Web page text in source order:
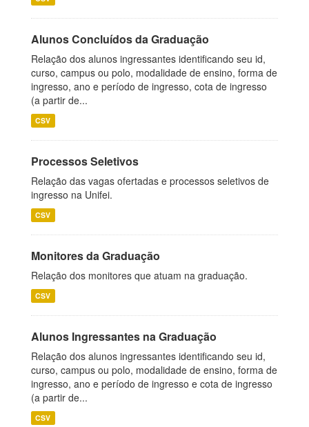
Alunos Concluídos da Graduação
Relação dos alunos ingressantes identificando seu id,
curso, campus ou polo, modalidade de ensino, forma de
ingresso, ano e período de ingresso, cota de ingresso
(a partir de...
CSV
Processos Seletivos
Relação das vagas ofertadas e processos seletivos de
ingresso na Unifei.
CSV
Monitores da Graduação
Relação dos monitores que atuam na graduação.
CSV
Alunos Ingressantes na Graduação
Relação dos alunos ingressantes identificando seu id,
curso, campus ou polo, modalidade de ensino, forma de
ingresso, ano e período de ingresso e cota de ingresso
(a partir de...
CSV